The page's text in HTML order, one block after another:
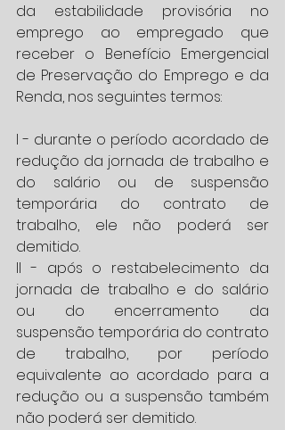
da estabilidade provisória no
emprego ao empregado que
receber o Benefício Emergencial
de Preservação do Emprego e da
Renda, nos seguintes termos:
I - durante o período acordado de
redução da jornada de trabalho e
do salário ou de suspensão
temporária do contrato de
trabalho, ele não poderá ser
demitido.
II - após o restabelecimento da
jornada de trabalho e do salário
ou do encerramento da
suspensão temporária do contrato
de trabalho, por período
equivalente ao acordado para a
redução ou a suspensão também
não poderá ser demitido.